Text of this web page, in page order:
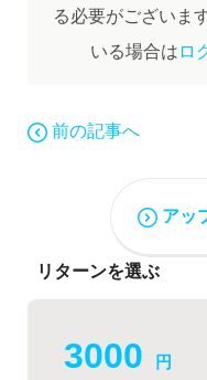
る必要がございます
いる場合はロ
前の記事へ
アッ
リターンを選ぶ
3000 円